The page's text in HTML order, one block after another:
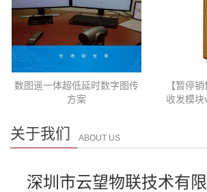
数图遥一体超低延时数字图传
方案
【暂停
收发模块
关于我们 ABOUT US
深圳市云望物联技术有